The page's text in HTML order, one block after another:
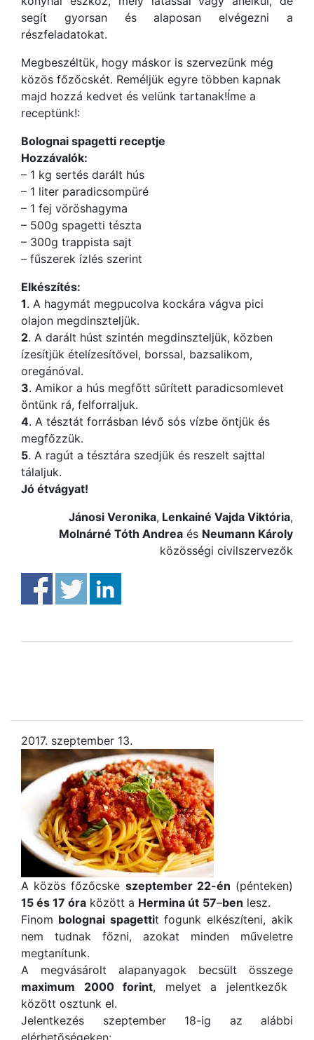
segít gyorsan és alaposan elvégezni a
részfeladatokat.
Megbeszéltük, hogy máskor is szervezünk még
közös főzőcskét. Reméljük egyre többen kapnak
majd hozzá kedvet és velünk tartanak!Íme a
receptünk!:
Bolognai spagetti receptje
Hozzávalók:
– 1 kg sertés darált hús
– 1 liter paradicsompüré
– 1 fej vöröshagyma
– 500g spagetti tészta
– 300g trappista sajt
– fűszerek ízlés szerint
Elkészítés:
1. A hagymát megpucolva kockára vágva pici
olajon megdinszteljük.
2. A darált húst szintén megdinszteljük, közben
ízesítjük ételízesítővel, borssal, bazsalikom,
oregánóval.
3. Amikor a hús megfőtt sűrített paradicsomlevet
öntünk rá, felforraljuk.
4. A tésztát forrásban lévő sós vízbe öntjük és
megfőzzük.
5. A ragút a tésztára szedjük és reszelt sajttal
tálaljuk.
Jó étvágyat!
Jánosi Veronika, Lenkainé Vajda Viktória,
Molnárné Tóth Andrea és Neumann Károly
közösségi civilszervezők
2017. szeptember 13.
A közös főzőcske szeptember 22-én (pénteken)
15 és 17 óra között a Hermina út 57–ben lesz.
Finom bolognai spagettit fogunk elkészíteni, akik
nem tudnak főzni, azokat minden műveletre
megtanítunk.
A megvásárolt alapanyagok becsült összege
maximum 2000 forint, melyet a jelentkezők
között osztunk el.
Jelentkezés szeptember 18-ig az alábbi
elérhetőségeken: